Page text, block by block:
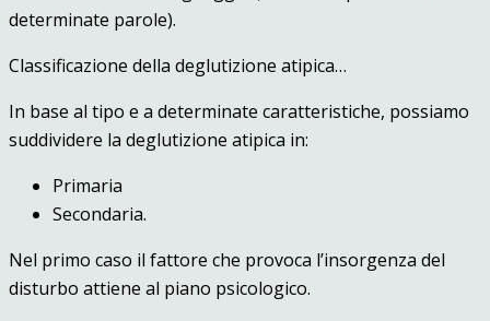
determinate parole).
Classificazione della deglutizione atipica…
In base al tipo e a determinate caratteristiche, possiamo
suddividere la deglutizione atipica in:
Primaria
Secondaria.
Nel primo caso il fattore che provoca l’insorgenza del
disturbo attiene al piano psicologico.